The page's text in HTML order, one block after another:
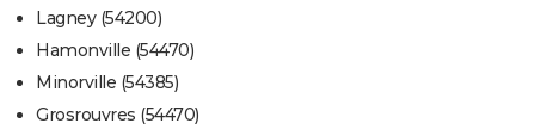
Lagney (54200)
Hamonville (54470)
Minorville (54385)
Grosrouvres (54470)